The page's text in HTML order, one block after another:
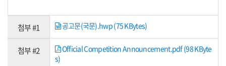
첨부 #1 공고문(국문).hwp (75 KBytes)
첨부 #2
Official Competition Announcement.pdf (98 KByte
s)